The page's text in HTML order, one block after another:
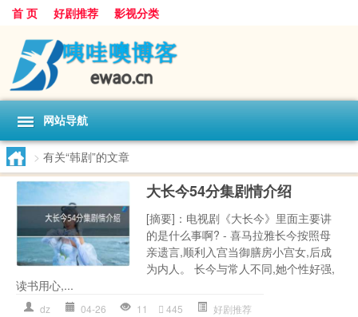
首 页 好剧推荐 影视分类
网站导航
> 有关“韩剧”的文章
大长今54分集剧情介绍
[摘要]：电视剧《大长今》里面主要讲
的是什么事啊? - 喜马拉雅长今按照母
亲遗言,顺利入宫当御膳房小宫女,后成
为内人。 长今与常人不同,她个性好强,
读书用心,...
dz 04-26 11 445 好剧推荐